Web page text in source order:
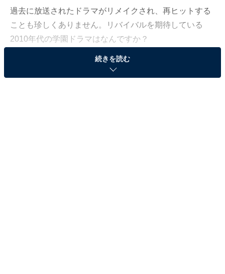
過去に放送されたドラマがリメイクされ、再ヒットする
ことも珍しくありません。リバイバルを期待している
2010年代の学園ドラマはなんですか？
All About ニュース編集部は2023年12月28日～2024年1
続きを読む